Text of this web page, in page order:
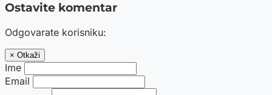
Ostavite komentar
Odgovarate korisniku:
× Otkaži
Ime
Email